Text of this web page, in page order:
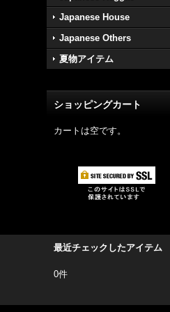
Japanese House
Japanese Others
夏物アイテム
ショッピングカート
カートは空です。
最近チェックしたアイテム
0件